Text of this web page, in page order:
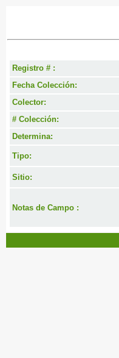
Registro # :
Fecha Colección:
Colector:
# Colección:
Determina:
Tipo:
Sitio:
Notas de Campo :